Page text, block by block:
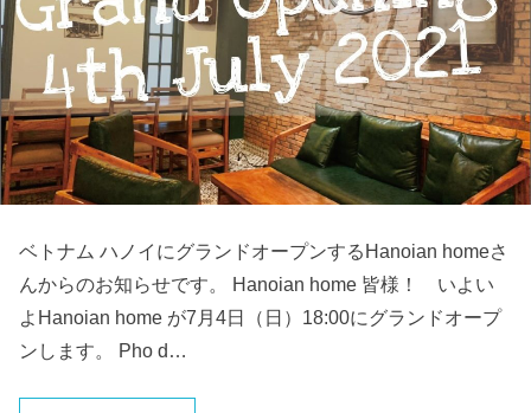
ベトナム ハノイにグランドオープンするHanoian homeさ
んからのお知らせです。 Hanoian home 皆様！ いよい
よHanoian home が7月4日（日）18:00にグランドオープ
ンします。 Pho d…